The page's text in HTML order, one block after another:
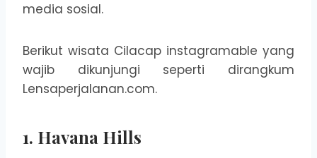
media sosial.
Berikut wisata Cilacap instagramable yang
wajib dikunjungi seperti dirangkum
Lensaperjalanan.com.
1. Havana Hills